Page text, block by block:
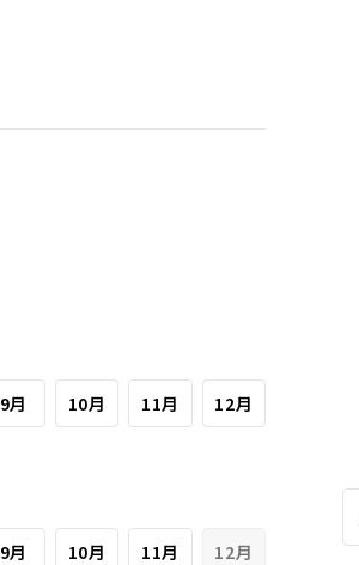
9月 10月 11月 12月
9月 10月 11月 12月